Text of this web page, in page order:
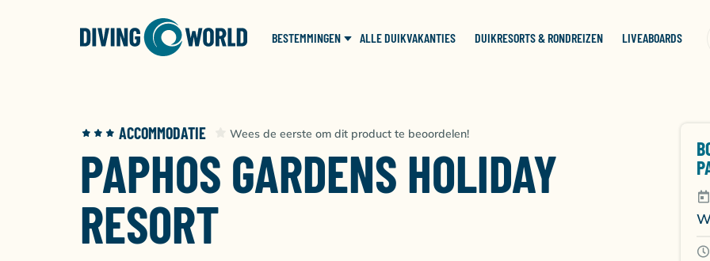
BESTEMMINGEN ALLE DUIKVAKANTIES DUIKRESORTS & RONDREIZEN LIVEABOARDS
ACCOMMODATIE Wees de eerste om dit product te beoordelen!
PAPHOS GARDENS HOLIDAY
RESORT